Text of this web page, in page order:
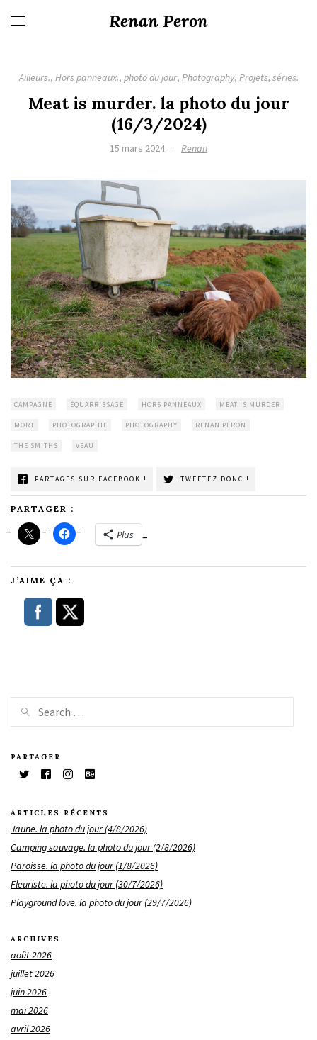
Renan Peron
Ailleurs., Hors panneaux., photo du jour, Photography, Projets, séries.
Meat is murder. la photo du jour
(16/3/2024)
15 mars 2024 · Renan
CAMPAGNE ÉQUARRISSAGE HORS PANNEAUX MEAT IS MURDER
MORT PHOTOGRAPHIE PHOTOGRAPHY RENAN PÉRON
THE SMITHS VEAU
PARTAGES SUR FACEBOOK ! TWEETEZ DONC !
PARTAGER :
Plus
J’AIME ÇA :
PARTAGER
ARTICLES RÉCENTS
Jaune. la photo du jour (4/8/2026)
Camping sauvage. la photo du jour (2/8/2026)
Paroisse. la photo du jour (1/8/2026)
Fleuriste. la photo du jour (30/7/2026)
Playground love. la photo du jour (29/7/2026)
ARCHIVES
août 2026
juillet 2026
juin 2026
mai 2026
avril 2026